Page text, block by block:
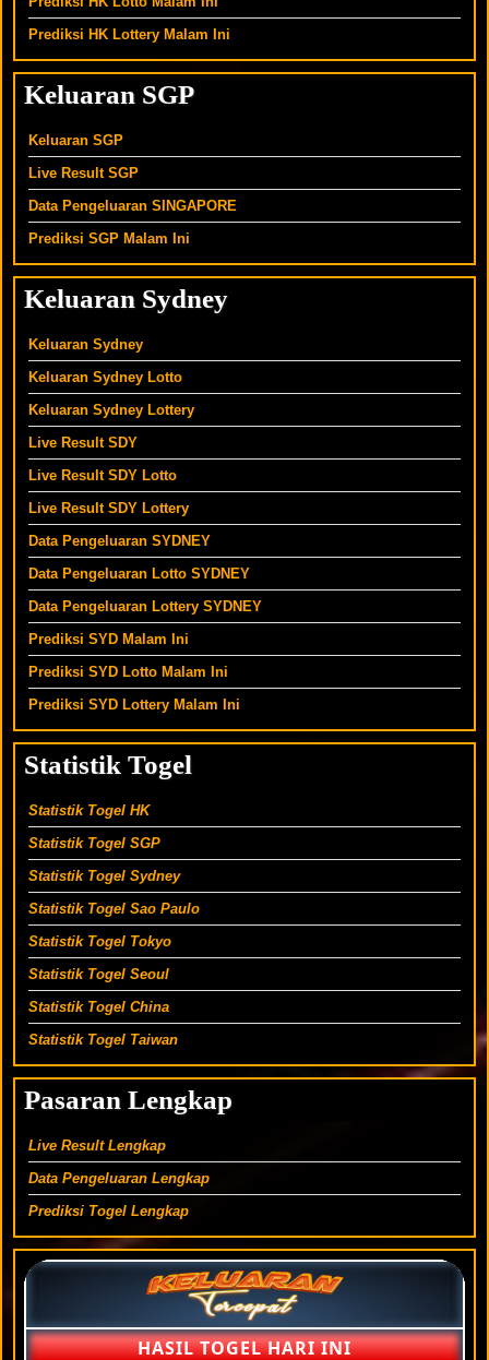
Prediksi HK Lottery Malam Ini
Keluaran SGP
Keluaran SGP
Live Result SGP
Data Pengeluaran SINGAPORE
Prediksi SGP Malam Ini
Keluaran Sydney
Keluaran Sydney
Keluaran Sydney Lotto
Keluaran Sydney Lottery
Live Result SDY
Live Result SDY Lotto
Live Result SDY Lottery
Data Pengeluaran SYDNEY
Data Pengeluaran Lotto SYDNEY
Data Pengeluaran Lottery SYDNEY
Prediksi SYD Malam Ini
Prediksi SYD Lotto Malam Ini
Prediksi SYD Lottery Malam Ini
Statistik Togel
Statistik Togel HK
Statistik Togel SGP
Statistik Togel Sydney
Statistik Togel Sao Paulo
Statistik Togel Tokyo
Statistik Togel Seoul
Statistik Togel China
Statistik Togel Taiwan
Pasaran Lengkap
Live Result Lengkap
Data Pengeluaran Lengkap
Prediksi Togel Lengkap